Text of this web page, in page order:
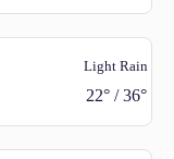
Light Rain
22°/36°